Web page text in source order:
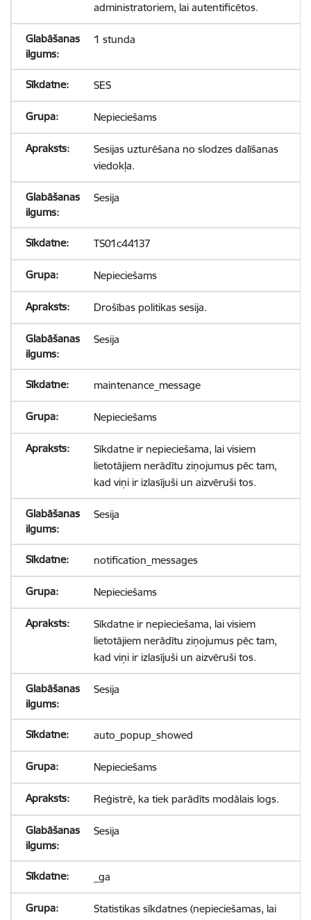
administratoriem, lai autentificētos.
1 stunda
SES
Nepieciešams
Sesijas uzturēšana no slodzes dalīšanas
viedokļa.
Sesija
TS01c44137
Nepieciešams
Drošības politikas sesija.
Sesija
maintenance_message
Nepieciešams
Sīkdatne ir nepieciešama, lai visiem
lietotājiem nerādītu ziņojumus pēc tam,
kad viņi ir izlasījuši un aizvēruši tos.
Sesija
notification_messages
Nepieciešams
Sīkdatne ir nepieciešama, lai visiem
lietotājiem nerādītu ziņojumus pēc tam,
kad viņi ir izlasījuši un aizvēruši tos.
Sesija
auto_popup_showed
Nepieciešams
Reģistrē, ka tiek parādīts modālais logs.
Sesija
_ga
Statistikas sīkdatnes (nepieciešamas, lai